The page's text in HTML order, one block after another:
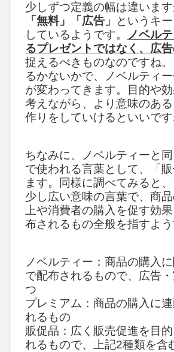
少しずつ定義の幅は違いま
「無料」「広告」
というキ
しているようです。
ノベル
るプレゼントではなく、広
捉えるべきものなのですね
るかないかで、ノベルティ
が変わってきます。目的や
考えながら、より意味のあ
作りをしていけるといいです
ちなみに、ノベルティーと
で使われる言葉として、「
ます。同様に調べてみると
少し広い意味の言葉で、商
上や消費者の購入を促す効
布されるもの全般を指すよう
ノベルティー：商品の購入
で配布されるもので、広告
つ
プレミアム：商品の購入に
れるもの
販促品：広く販売促進を目
れるもので、上記2種類を含